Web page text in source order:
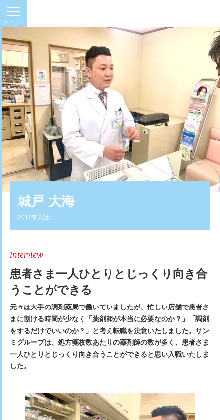
Interview
患者さま一人ひとりとじっくり向き合
うことができる
元々は大手の調剤薬局で働いていましたが、忙しい店舗で患者さ
まに割ける時間が少なく「薬剤師が本当に必要なのか？」「調剤
をするだけでいいのか？」と考え転職を決意いたしました。サン
ミグループは、処方箋枚数あたりの薬剤師の数が多く、患者さま
一人ひとりとじっくり向き合うことができると思い入職いたしま
した。
城戸 大海
2017年入社